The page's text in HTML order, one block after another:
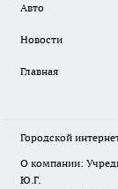
Авто
Новости
Главная
Городской
О компании:
Ю.Г.